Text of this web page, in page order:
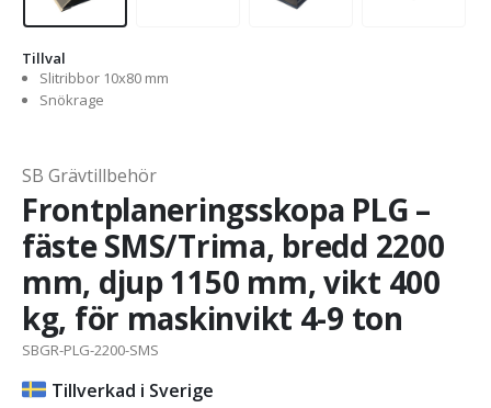
Tillval
Slitribbor 10x80 mm
Snökrage
SB Grävtillbehör
Frontplaneringsskopa PLG –
fäste SMS/Trima, bredd 2200
mm, djup 1150 mm, vikt 400
kg, för maskinvikt 4-9 ton
SBGR-PLG-2200-SMS
Tillverkad i Sverige